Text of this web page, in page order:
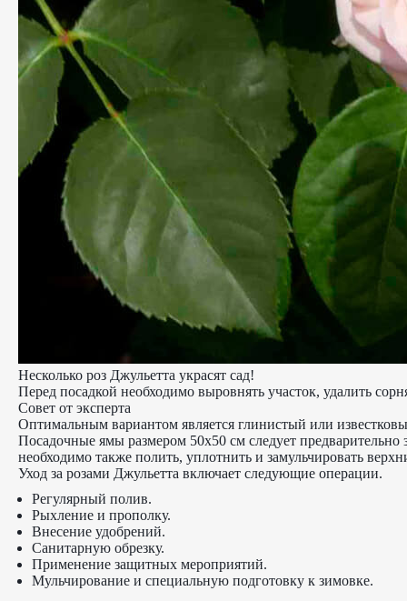
Несколько роз Джульетта украсят сад!
Перед посадкой необходимо выровнять участок, удалить
Совет от эксперта
Оптимальным вариантом является глинистый или
Посадочные ямы размером 50x50 см следует
необходимо также полить, уплотнить и замульчировать
Уход за розами Джульетта включает следующие операции.
Регулярный полив.
Рыхление и прополку.
Внесение удобрений.
Санитарную обрезку.
Применение защитных мероприятий.
Мульчирование и специальную подготовку к зимовке.